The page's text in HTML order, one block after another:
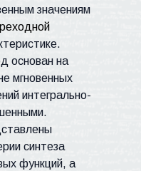
значениям
основан на
мгновенных
интегрально-
синтеза
функций, а